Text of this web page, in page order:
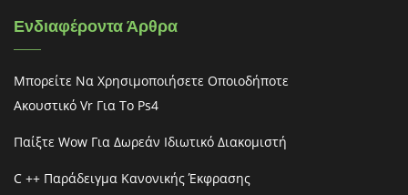
Ενδιαφέροντα Άρθρα
Μπορείτε Να Χρησιμοποιήσετε Οποιοδήποτε
Ακουστικό Vr Για Το Ps4
Παίξτε Wow Για Δωρεάν Ιδιωτικό Διακομιστή
C ++ Παράδειγμα Κανονικής Έκφρασης